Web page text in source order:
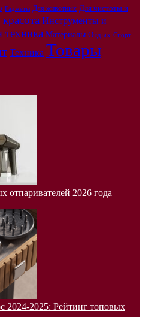
Гаджеты Для животных Для чистоты и
Инструменты и
техника Материалы Отдых Спорт
Техника Товары
отпаривателей 2026 года
2024-2025: Рейтинг топовых